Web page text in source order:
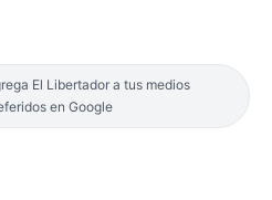
El Libertador a tus medios
en Google